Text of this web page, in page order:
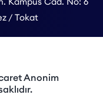
/ Tokat
Anonim